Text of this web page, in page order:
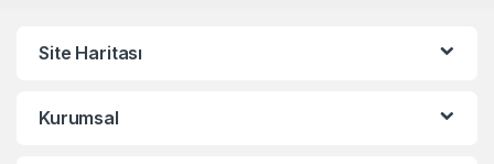
Site Haritası
Kurumsal